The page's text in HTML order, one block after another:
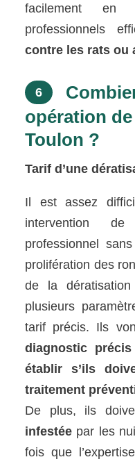
facilement en
professionnels
contre les rats ou
6
opération
Toulon ?
Tarif d’une
Il est assez
intervention
professionnel
prolifération des
de la
plusieurs
tarif précis. Ils
diagnostic
établir s’ils
traitement
De plus, ils
infestée par les
fois que